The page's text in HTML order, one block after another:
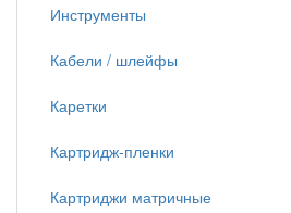
Инструменты
Кабели / шлейфы
Каретки
Картридж-пленки
Картриджи матричные